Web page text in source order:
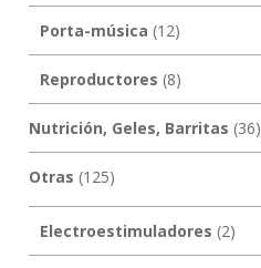
Porta-música (12)
Reproductores (8)
Nutrición, Geles, Barritas (36)
Otras (125)
Electroestimuladores (2)